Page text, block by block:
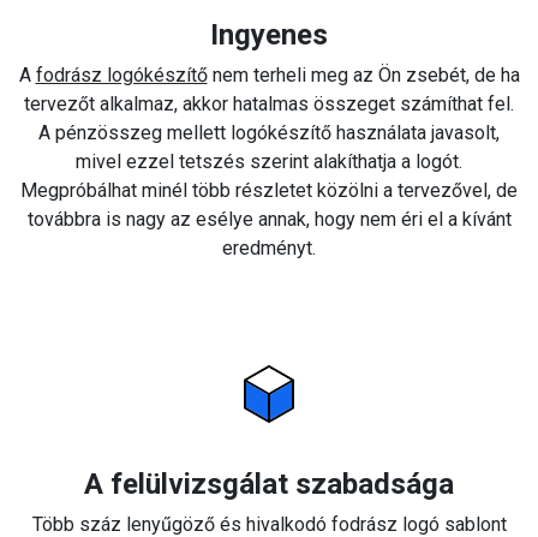
Ingyenes
A fodrász logókészítőnem terheli meg az Ön zsebét, de ha
tervezőt alkalmaz, akkor hatalmas összeget számíthat fel.
A pénzösszeg mellett logókészítő használata javasolt,
mivel ezzel tetszés szerint alakíthatja a logót.
Megpróbálhat minél több részletet közölni a tervezővel, de
továbbra is nagy az esélye annak, hogy nem éri el a kívánt
eredményt.
A felülvizsgálat szabadsága
Több száz lenyűgöző és hivalkodó fodrász logó sablont